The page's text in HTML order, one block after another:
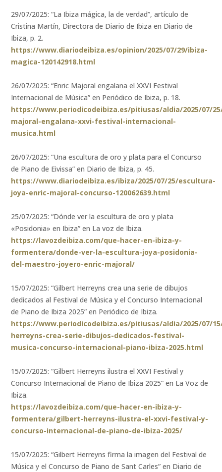
29/07/2025: “La Ibiza mágica, la de verdad”, artículo de
Cristina Martín, Directora de Diario de Ibiza en Diario de
Ibiza, p. 2.
https://www.diariodeibiza.es/opinion/2025/07/29/ibiza-
magica-120142918.html
26/07/2025: “Enric Majoral engalana el XXVI Festival
Internacional de Música” en Periódico de Ibiza, p. 18.
https://www.periodicodeibiza.es/pitiusas/aldia/2025/07/
majoral-engalana-xxvi-festival-internacional-
musica.html
26/07/2025: “Una escultura de oro y plata para el Concurso
de Piano de Eivissa” en Diario de Ibiza, p. 45.
https://www.diariodeibiza.es/ibiza/2025/07/25/escultura-
joya-enric-majoral-concurso-120062639.html
25/07/2025: “Dónde ver la escultura de oro y plata
«Posidonia» en Ibiza” en La voz de Ibiza.
https://lavozdeibiza.com/que-hacer-en-ibiza-y-
formentera/donde-ver-la-escultura-joya-posidonia-
del-maestro-joyero-enric-majoral/
15/07/2025: “Gilbert Herreyns crea una serie de dibujos
dedicados al Festival de Música y el Concurso Internacional
de Piano de Ibiza 2025” en Periódico de Ibiza.
https://www.periodicodeibiza.es/pitiusas/aldia/2025/07/
herreyns-crea-serie-dibujos-dedicados-festival-
musica-concurso-internacional-piano-ibiza-2025.html
15/07/2025: “Gilbert Herreyns ilustra el XXVI Festival y
Concurso Internacional de Piano de Ibiza 2025” en La Voz de
Ibiza.
https://lavozdeibiza.com/que-hacer-en-ibiza-y-
formentera/gilbert-herreyns-ilustra-el-xxvi-festival-y-
concurso-internacional-de-piano-de-ibiza-2025/
15/07/2025: “Gilbert Herreyns firma la imagen del Festival de
Música y el Concurso de Piano de Sant Carles” en Diario de